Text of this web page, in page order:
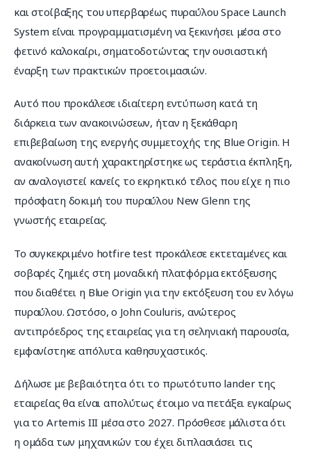
και στοίβαξης του υπερβαρέως πυραύλου Space Launch
System είναι προγραμματισμένη να ξεκινήσει μέσα στο
φετινό καλοκαίρι, σηματοδοτώντας την ουσιαστική
έναρξη των πρακτικών προετοιμασιών.
Αυτό που προκάλεσε ιδιαίτερη εντύπωση κατά τη
διάρκεια των ανακοινώσεων, ήταν η ξεκάθαρη
επιβεβαίωση της ενεργής συμμετοχής της Blue Origin. Η
ανακοίνωση αυτή χαρακτηρίστηκε ως τεράστια έκπληξη,
αν αναλογιστεί κανείς το εκρηκτικό τέλος που είχε η πιο
πρόσφατη δοκιμή του πυραύλου New Glenn της
γνωστής εταιρείας.
Το συγκεκριμένο hotfire test προκάλεσε εκτεταμένες και
σοβαρές ζημιές στη μοναδική πλατφόρμα εκτόξευσης
που διαθέτει η Blue Origin για την εκτόξευση του εν λόγω
πυραύλου. Ωστόσο, ο John Couluris, ανώτερος
αντιπρόεδρος της εταιρείας για τη σεληνιακή παρουσία,
εμφανίστηκε απόλυτα καθησυχαστικός.
Δήλωσε με βεβαιότητα ότι το πρωτότυπο lander της
εταιρείας θα είναι απολύτως έτοιμο να πετάξει εγκαίρως
για το Artemis III μέσα στο 2027. Πρόσθεσε μάλιστα ότι
η ομάδα των μηχανικών του έχει διπλασιάσει τις